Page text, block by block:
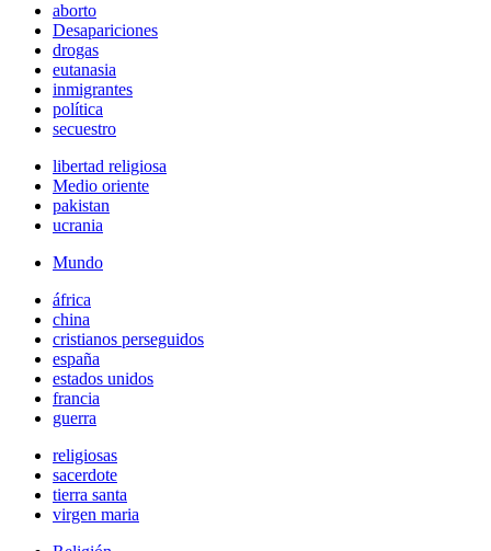
aborto
Desapariciones
drogas
eutanasia
inmigrantes
política
secuestro
libertad religiosa
Medio oriente
pakistan
ucrania
Mundo
áfrica
china
cristianos perseguidos
españa
estados unidos
francia
guerra
religiosas
sacerdote
tierra santa
virgen maria